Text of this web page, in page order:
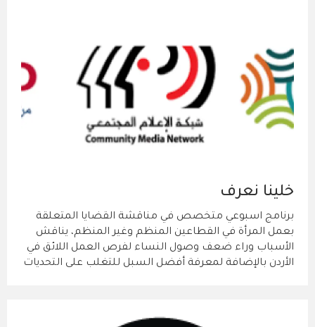
خلينا نعرف
برنامج اسبوعي متخصص في مناقشة القضايا المتعلقة
بعمل المرأة في القطاعين المنظم وغير المنظم، يناقش
الأسباب وراء ضعف وصول النساء لفرص العمل اللائق في
الأردن بالإضافة لمعرفة أفضل السبل للتغلب على التحديات